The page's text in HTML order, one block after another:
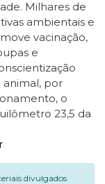
Milhares de
ambientais e
vacinação,
e
animal, por
o
23,5 da
divulgados